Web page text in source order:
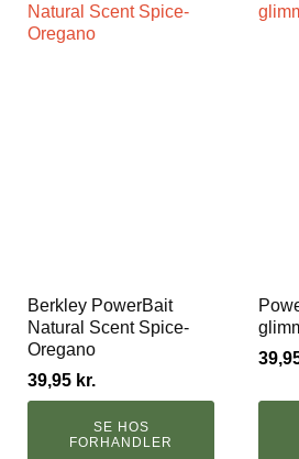
Berkley PowerBait
Natural Scent Spice-
Oregano
39,95 kr.
SE HOS
FORHANDLER